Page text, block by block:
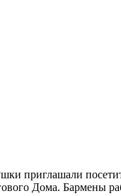
приглашали
Дома. Бармены